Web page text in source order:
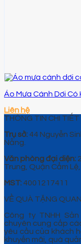
Áo Mưa Cánh Dơi
Liên hệ
THÔNG TIN CHI TIẾT
Trụ sở: 44 Nguyễn
Nẵng.
Văn phòng đại diện:
Trung, Quận Cẩm
MST: 4001217411
VỀ QUÀ TẶNG
Công ty TNHH
chuyên cung cấp
yêu cầu của khách
khuyến mãi, quà